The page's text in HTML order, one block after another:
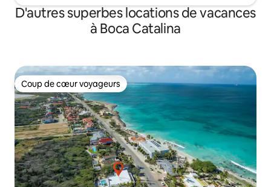
D'autres superbes locations de vacances
à Boca Catalina
Coup de cœur voyageurs
Coup de cœur voyageurs